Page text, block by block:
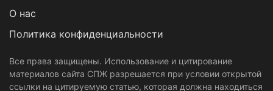
О нас
Политика конфиденциальности
Все права защищены. Использование и цитирование
материалов сайта СПЖ разрешается при условии открытой
ссылки на цитируемую статью, которая должна находиться